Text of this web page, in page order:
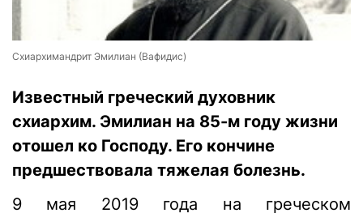
Схиархимандрит Эмилиан (Вафидис)
Известный греческий духовник
схиархим. Эмилиан на 85-м году жизни
отошел ко Господу. Его кончине
предшествовала тяжелая болезнь.
9 мая 2019 года на греческом